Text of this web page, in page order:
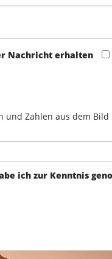
Nachricht erhalten
und Zahlen aus dem
ich zur Kenntnis